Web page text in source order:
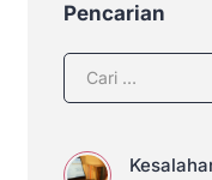
Pencarian